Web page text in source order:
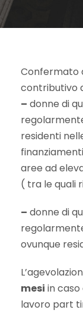
Confermato
contributivo
– donne di
residenti
aree ad
( tra le quali
– donne di
ovunque
mesi in caso
lavoro part